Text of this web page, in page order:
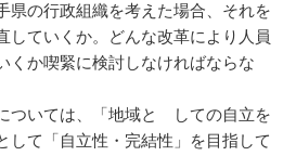
の行政組織を考えた場合、それを
していくか。どんな改革により人員
くか喫緊に検討しなければならな
ついては、「地域と しての自立を
して「自立性・完結性」を目指して